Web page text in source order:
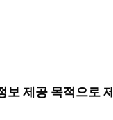
보 제공 목적으로